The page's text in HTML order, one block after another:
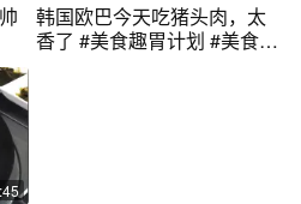
韩国欧巴今天吃猪头肉，太
香了 #美食趣胃计划 #美食推